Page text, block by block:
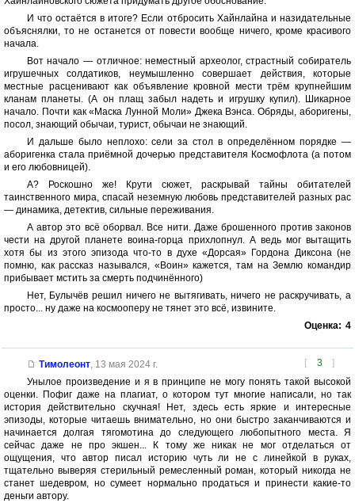
И что остаётся в итоге? Если отбросить Хайнлайна и назидательные
объяснялки, то не останется от повести вообще ничего, кроме красивого
начала.
Вот начало — отличное: неместный археолог, страстный собиратель
игрушечных солдатиков, неумышленно совершает действия, которые
местные расценивают как объявление кровной мести трём крупнейшим
кланам планеты. (А он плащ забыл надеть и игрушку купил). Шикарное
начало. Почти как «Маска Лунной Моли» Джека Вэнса. Обряды, аборигены,
посол, знающий обычаи, турист, обычаи не знающий.
И дальше было неплохо: сели за стол в определённом порядке —
аборигенка стала приёмной дочерью представителя Космофлота (а потом
и его любовницей).
А? Роскошно же! Крути сюжет, раскрывай тайны обитателей
таинственного мира, спасай неземную любовь представителей разных рас
— динамика, детектив, сильные переживания.
А автор это всё оборвал. Все нити. Даже брошенного против законов
чести на другой планете воина-горца прихлопнул. А ведь мог вытащить
хотя бы из этого эпизода что-то в духе «Дорсая» Гордона Диксона (не
помню, как рассказ назывался, «Воин» кажется, там на Землю командир
прибывает мстить за смерть подчинённого)
Нет, Булычёв решил ничего не вытягивать, ничего не раскручивать, а
просто... ну даже на космооперу не тянет это всё, извините.
Оценка: 4
[ 3 ]
Тимолеонт, 13 мая 2024 г.
Унылое произведение и я в принципе не могу понять такой высокой
оценки. Пофиг даже на плагиат, о котором тут многие написали, но так
история действительно скучная! Нет, здесь есть яркие и интересные
эпизоды, которые читаешь внимательно, но они быстро заканчиваются и
начинается долгая тягомотина до следующего любопытного места. Я
сейчас даже не про экшен... К тому же никак не мог отделаться от
ощущения, что автор писал историю чуть ли не с линейкой в руках,
тщательно выверяя стерильный ремесленный роман, который никогда не
станет шедевром, но сумеет нормально продаться и принести какие-то
деньги автору.